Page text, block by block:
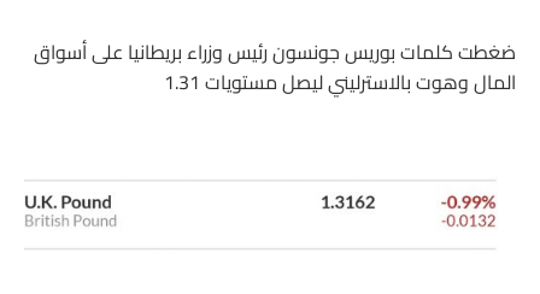
ضغطت كلمات بوريس جونسون رئيس وزراء بريطانيا على أسواق
المال وهوت بالاسترليني ليصل مستويات 1.31